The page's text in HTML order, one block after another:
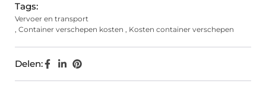
Tags:
Vervoer en transport
, Container verschepen kosten , Kosten container verschepen
Delen: